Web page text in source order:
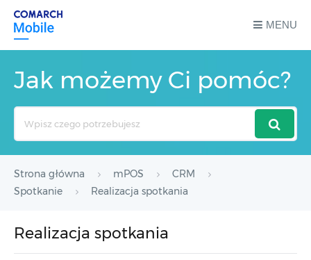
MENU
Jak możemy Ci pomóc?
Strona główna mPOS
CRM
Spotkanie
Realizacja spotkania
Realizacja spotkania